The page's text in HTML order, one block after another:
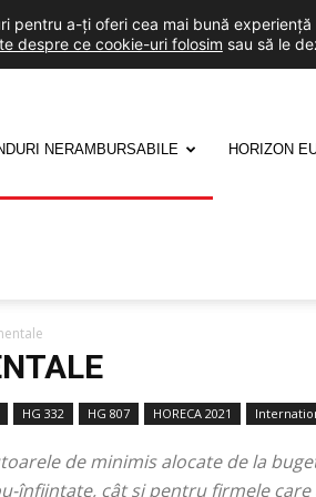
NERAMBURSABILE HORIZON
HG 332 HG 807 HORECA 2021
de minimis alocate de la
înființate, cât și pentru firmele
pentru a-ți oferi cea mai bună
despre ce cookie-uri folosim sau să le